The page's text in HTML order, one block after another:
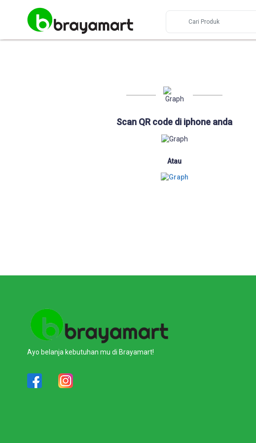
Scan QR code di iphone anda
Atau
Ayo belanja kebutuhan mu di Brayamart!